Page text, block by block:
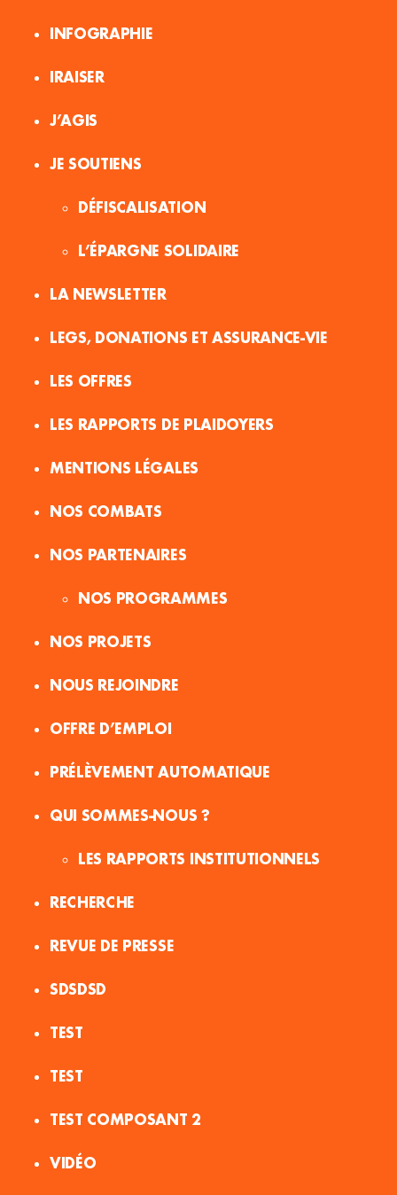
INFOGRAPHIE
IRAISER
J’AGIS
JE SOUTIENS
DÉFISCALISATION
L’ÉPARGNE SOLIDAIRE
LA NEWSLETTER
LEGS, DONATIONS ET ASSURANCE-VIE
LES OFFRES
LES RAPPORTS DE PLAIDOYERS
MENTIONS LÉGALES
NOS COMBATS
NOS PARTENAIRES
NOS PROGRAMMES
NOS PROJETS
NOUS REJOINDRE
OFFRE D’EMPLOI
PRÉLÈVEMENT AUTOMATIQUE
QUI SOMMES-NOUS ?
LES RAPPORTS INSTITUTIONNELS
RECHERCHE
REVUE DE PRESSE
SDSDSD
TEST
TEST
TEST COMPOSANT 2
VIDÉO